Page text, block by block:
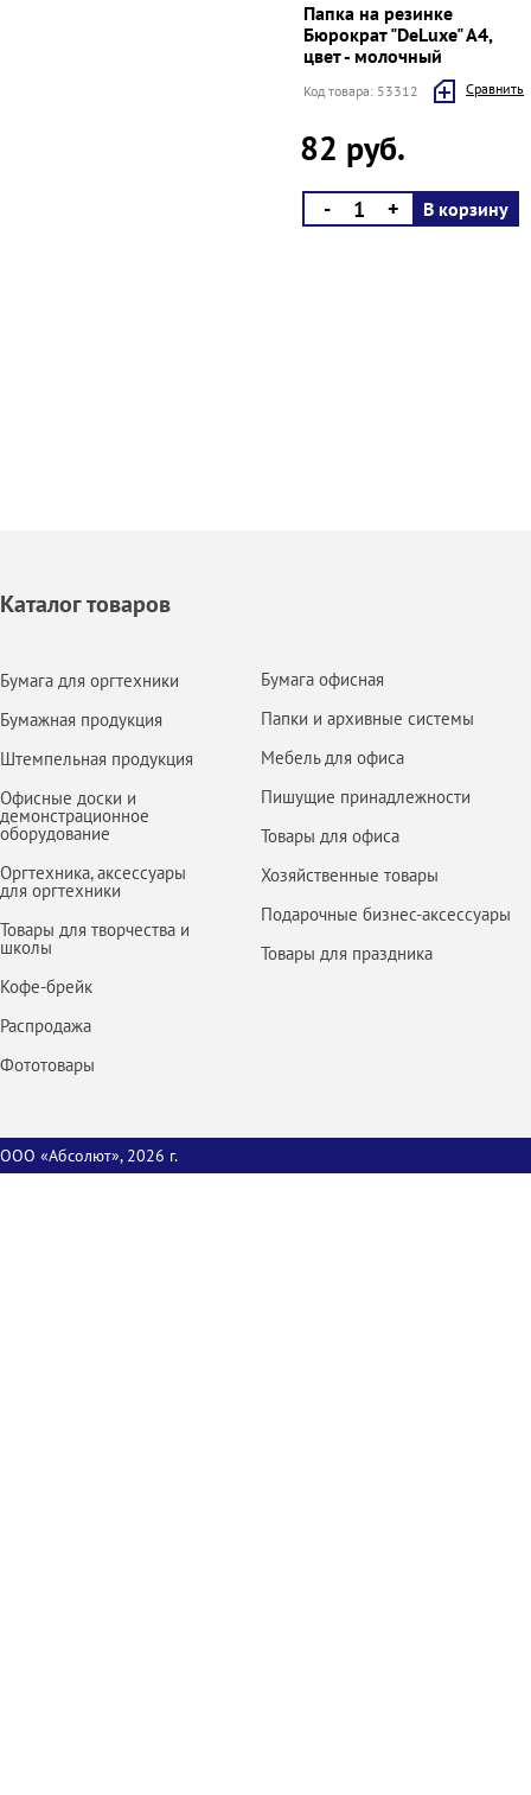
Папка на резинке
Бюрократ "DeLuxe" A4,
цвет - молочный
Код товара: 53312 Cравнить
82 руб.
- + В корзину
Каталог товаров
Бумага для оргтехники
Бумажная продукция
Штемпельная продукция
Офисные доски и
демонстрационное
оборудование
Оргтехника, аксессуары
для оргтехники
Товары для творчества и
школы
Кофе-брейк
Распродажа
Фототовары
Бумага офисная
Папки и архивные системы
Мебель для офиса
Пишущие принадлежности
Товары для офиса
Хозяйственные товары
Подарочные бизнес-аксессуары
Товары для праздника
ООО «Абсолют», 2026 г.